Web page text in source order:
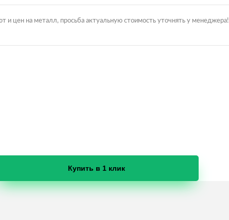
и цен на металл, просьба актуальную стоимость уточнять у менеджера!
Купить в 1 клик